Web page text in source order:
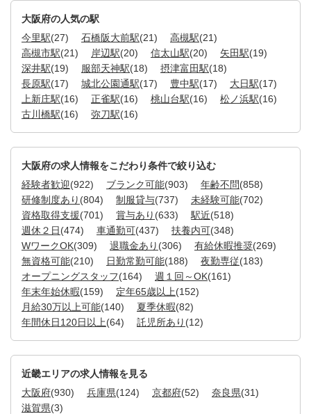
大阪府の人気の駅
今里駅(27) 石橋阪大前駅(21) 高槻駅(21)
高槻市駅(21) 岸辺駅(20) 信太山駅(20) 矢田駅(19)
深井駅(19) 服部天神駅(18) 摂津富田駅(18)
長原駅(17) 城北公園通駅(17) 豊中駅(17) 大日駅(17)
上新庄駅(16) 正雀駅(16) 桃山台駅(16) 松ノ浜駅(16)
古川橋駅(16) 弥刀駅(16)
大阪府の求人情報をこだわり条件で絞り込む
経験者歓迎(922) ブランク可能(903) 年齢不問(858)
研修制度あり (804) 制服貸与(737) 未経験可能(702)
資格取得支援(701) 賞与あり (633) 駅近(518)
週休２日(474) 車通勤可(437) 扶養内可(348)
WワークOK(309) 退職金あり (306) 有給休暇推奨(269)
無資格可能(210) 日勤常勤可能(188) 夜勤専従(183)
オープニングスタッフ(164) 週１回～OK(161)
年末年始休暇(159) 定年65歳以上(152)
月給30万以上可能(140) 夏季休暇(82)
年間休日120日以上(64) 託児所あり (12)
近畿エリアの求人情報を見る
大阪府(930) 兵庫県(124) 京都府(52) 奈良県(31)
滋賀県(3)